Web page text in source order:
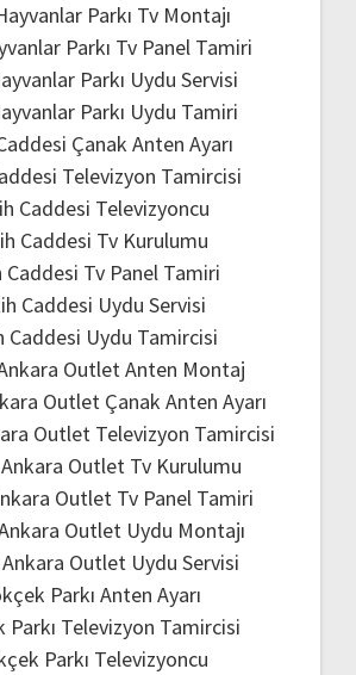
Parkı Tv Montajı
Parkı Tv Panel Tamiri
Parkı Uydu Servisi
Parkı Uydu Tamiri
Çanak Anten Ayarı
Televizyon Tamircisi
Caddesi Televizyoncu
Caddesi Tv Kurulumu
Caddesi Tv Panel Tamiri
Caddesi Uydu Servisi
Caddesi Uydu Tamircisi
Outlet Anten Montaj
Outlet Çanak Anten Ayarı
Outlet Televizyon Tamircisi
Outlet Tv Kurulumu
Outlet Tv Panel Tamiri
Outlet Uydu Montajı
Outlet Uydu Servisi
Parkı Anten Ayarı
Parkı Televizyon Tamircisi
Parkı Televizyoncu